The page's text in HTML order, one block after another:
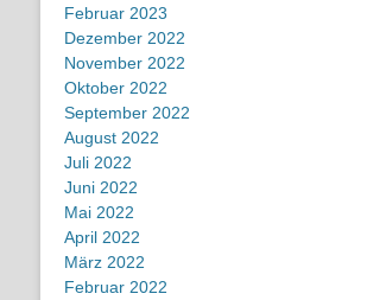
Februar 2023
Dezember 2022
November 2022
Oktober 2022
September 2022
August 2022
Juli 2022
Juni 2022
Mai 2022
April 2022
März 2022
Februar 2022